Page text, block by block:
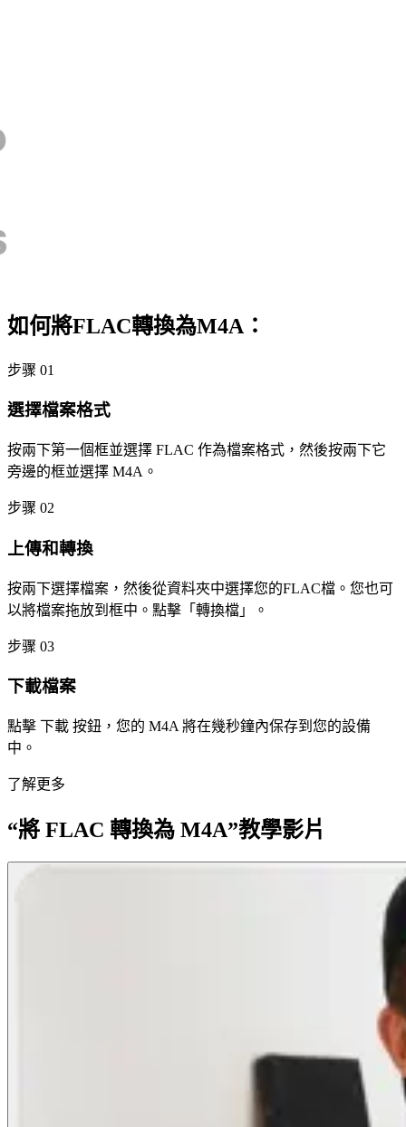
如何將FLAC轉換為M4A：
步骤 01
選擇檔案格式
按兩下第一個框並選擇 FLAC 作為檔案格式，然後按兩下它
旁邊的框並選擇 M4A。
步骤 02
上傳和轉換
按兩下選擇檔案，然後從資料夾中選擇您的FLAC檔。您也可
以將檔案拖放到框中。點擊「轉換檔」。
步骤 03
下載檔案
點擊 下載 按鈕，您的 M4A 將在幾秒鐘內保存到您的設備
中。
了解更多
“將 FLAC 轉換為 M4A”教學影片